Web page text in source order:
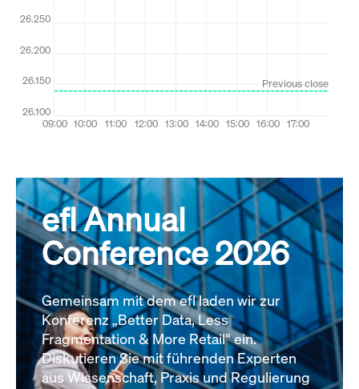
efl Annual
Conference 2026
Gemeinsam mit dem efl laden wir zur
Konferenz „Better Data, Less
Fragmentation & More Retail“ ein.
Diskutieren Sie mit führenden Experten
aus Wissenschaft, Praxis und Regulierung